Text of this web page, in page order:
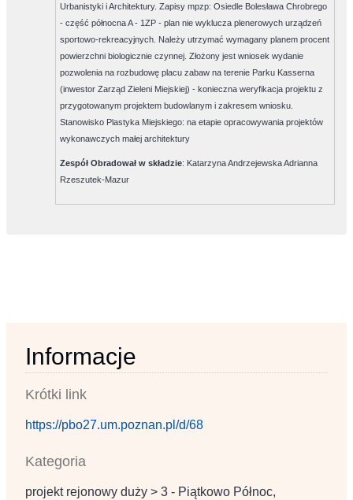
Urbanistyki i Architektury. Zapisy mpzp: Osiedle Bolesława Chrobrego
- część północna A - 1ZP - plan nie wyklucza plenerowych urządzeń
sportowo-rekreacyjnych. Należy utrzymać wymagany planem procent
powierzchni biologicznie czynnej. Złożony jest wniosek wydanie
pozwolenia na rozbudowę placu zabaw na terenie Parku Kasserna
(inwestor Zarząd Zieleni Miejskiej) - konieczna weryfikacja projektu z
przygotowanym projektem budowlanym i zakresem wniosku.
Stanowisko Plastyka Miejskiego: na etapie opracowywania projektów
wykonawczych małej architektury
Zespół Obradował w składzie: Katarzyna Andrzejewska Adrianna
Rzeszutek-Mazur
Informacje
Krótki link
https://pbo27.um.poznan.pl/d/68
Kategoria
projekt rejonowy duży > 3 - Piątkowo Północ,